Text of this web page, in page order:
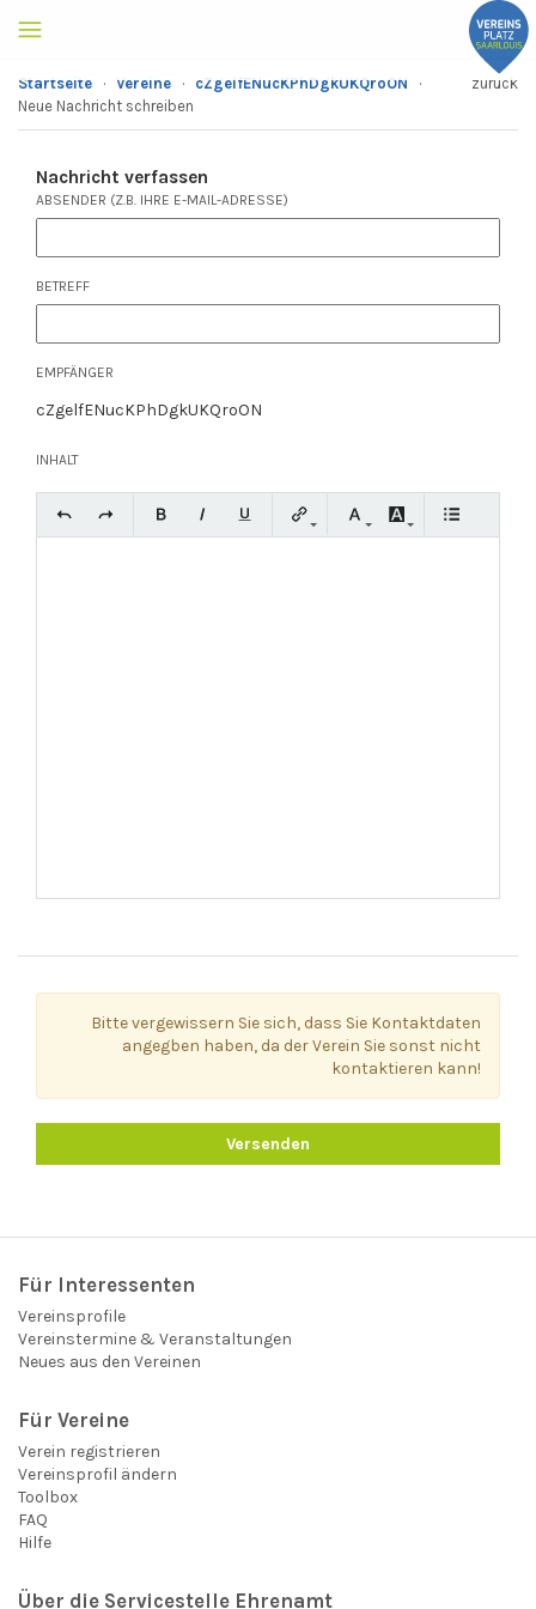
Startseite · Vereine · cZgelfENucKPhDgkUKQroON
·
Neue Nachricht schreiben
zurück
Nachricht verfassen
ABSENDER (Z.B. IHRE E-MAIL-ADRESSE)
BETREFF
EMPFÄNGER
cZgelfENucKPhDgkUKQroON
INHALT
Bitte vergewissern Sie sich, dass Sie Kontaktdaten
angegben haben, da der Verein Sie sonst nicht
kontaktieren kann!
Versenden
Für Interessenten
Vereinsprofile
Vereinstermine & Veranstaltungen
Neues aus den Vereinen
Für Vereine
Verein registrieren
Vereinsprofil ändern
Toolbox
FAQ
Hilfe
Über die Servicestelle Ehrenamt